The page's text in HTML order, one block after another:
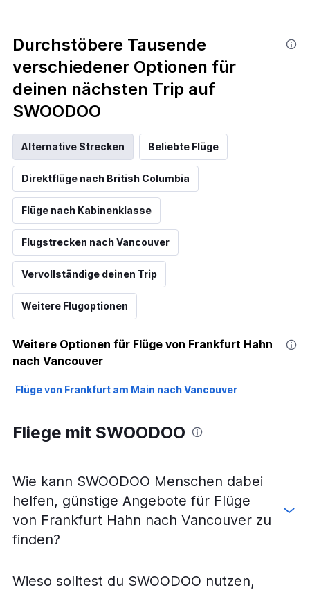
Durchstöbere Tausende
verschiedener Optionen für
deinen nächsten Trip auf
SWOODOO
Alternative Strecken Beliebte Flüge
Direktflüge nach British Columbia
Flüge nach Kabinenklasse
Flugstrecken nach Vancouver
Vervollständige deinen Trip
Weitere Flugoptionen
Weitere Optionen für Flüge von Frankfurt Hahn
nach Vancouver
Flüge von Frankfurt am Main nach Vancouver
Fliege mit SWOODOO
Wie kann SWOODOO Menschen dabei
helfen, günstige Angebote für Flüge
von Frankfurt Hahn nach Vancouver zu
finden?
Wieso solltest du SWOODOO nutzen,